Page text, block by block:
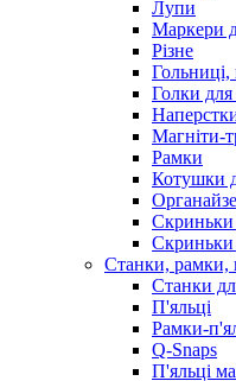
Лупи
Маркери
Різне
Гольниці,
Голки
Магніти-
Рамки
Котушки
Скриньки
Станки, рамки,
Станки
П'яльці
Рамки-
Q-Snaps
П'яльці